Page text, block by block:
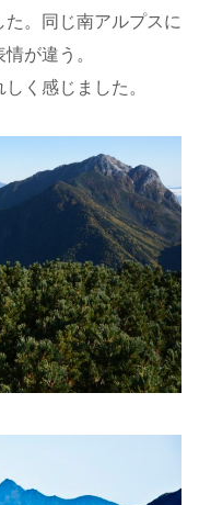
。同じ南アルプスに
が違う。
く感じました。